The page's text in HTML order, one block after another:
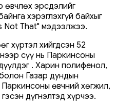
өвчлөх эрсдэлийг
хэрэглэхгүй байхыг
Not That" мэдээлжээ.
хүртэл хийгдсэн 52
сүү нь Паркинсоны
. Харин полифенол,
Газар дундын
өвчний хөгжил,
дүгнэлтэд хүрчээ.